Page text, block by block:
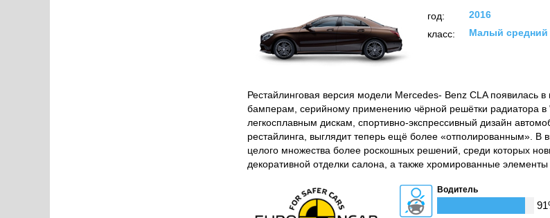
год:
2016
класс:
Малый средний
Рестайлинговая версия модели Mercedes- Benz CLA появилась
бамперам, серийному применению чёрной решётки радиатора в
легкосплавным дискам, спортивно-экспрессивный дизайн
рестайлинга, выглядит теперь ещё более «отполированным». В
целого множества более роскошных решений, среди которых
декоративной отделки салона, а также хромированные элементы
Водитель